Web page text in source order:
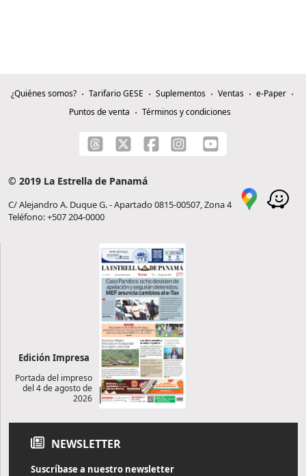
¿Quiénes somos? Tarifario GESE Suplementos Ventas
e-Paper
Puntos de venta
Términos y condiciones
© 2019 La Estrella de Panamá
C/ Alejandro A. Duque G. - Apartado 0815-00507, Zona 4
Teléfono: +507 204-0000
Edición Impresa
Portada del impreso
del 4 de agosto de
2026
NEWSLETTER
Suscríbase a nuestro newsletter